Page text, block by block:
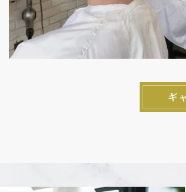
ギ